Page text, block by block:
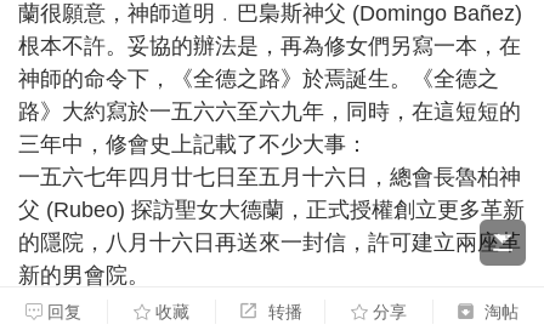
蘭很願意，神師道明﹒巴梟斯神父 (Domingo Bañez)
根本不許。妥協的辦法是，再為修女們另寫一本，在
神師的命令下，《全德之路》於焉誕生。《全德之
路》大約寫於一五六六至六九年，同時，在這短短的
三年中，修會史上記載了不少大事：
一五六七年四月廿七日至五月十六日，總會長魯柏神
父 (Rubeo) 探訪聖女大德蘭，正式授權創立更多革新
的隱院，八月十六日再送來一封信，許可建立兩座革
新的男會院。
一五六七年八月十五日，創立梅地納 (Medina del
回复 收藏 转播 分享 淘帖